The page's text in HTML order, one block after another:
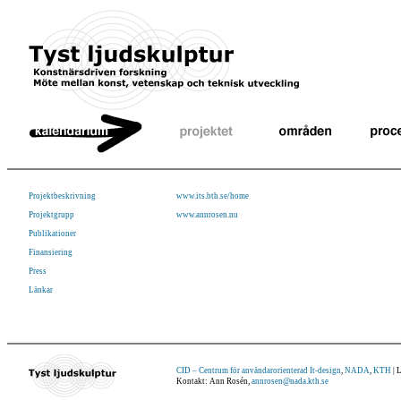
Projektbeskrivning
Projektgrupp
Publikationer
Finansiering
Press
Länkar
www.its.bth.se/home
www.annrosen.nu
CID – Centrum för användarorienterad It-design, NADA, KTH |
Kontakt: Ann Rosén, annrosen@nada.kth.se